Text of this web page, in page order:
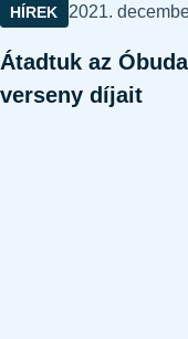
HÍREK Közzétéve:
2021.
Átadtuk az
verseny díjait